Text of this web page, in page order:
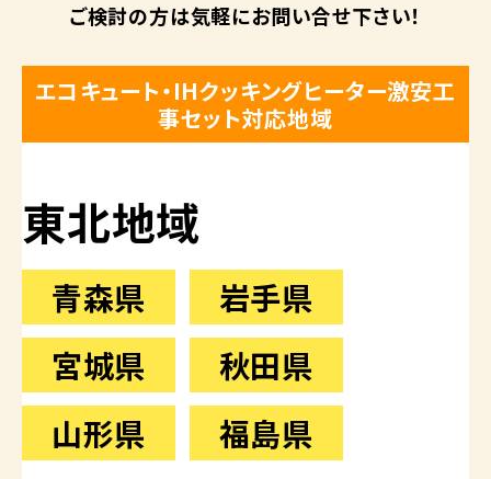
ご検討の方は気軽にお問い合せ下さい！
エコキュート・IHクッキングヒーター激安工
事セット対応地域
東北地域
青森県
岩手県
宮城県
秋田県
山形県
福島県